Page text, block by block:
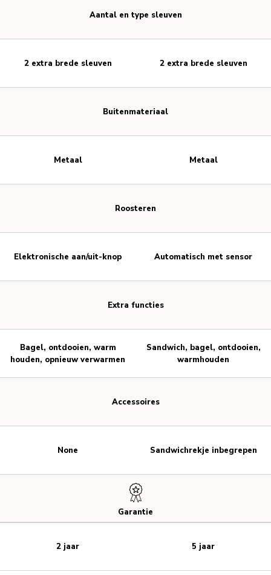
Aantal en type sleuven
Buitenmateriaal
Roosteren
Extra functies
Accessoires
Garantie
2 extra brede sleuven
Metaal
Elektronische aan/uit-knop
Bagel, ontdooien, warm
houden, opnieuw verwarmen
None
2 jaar
2 extra brede sleuven
Metaal
Automatisch met sensor
Sandwich, bagel, ontdooien,
warmhouden
Sandwichrekje inbegrepen
5 jaar